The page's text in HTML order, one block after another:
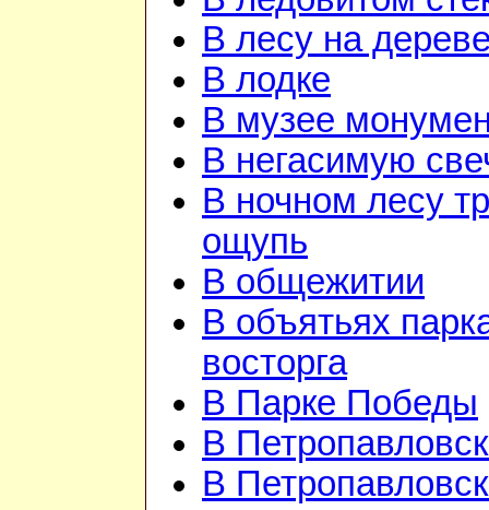
В лесу на
В лодке
В музее
В негасимую
В ночном лесу
ощупь
В общежитии
В объятьях
восторга
В Парке Победы
В
В